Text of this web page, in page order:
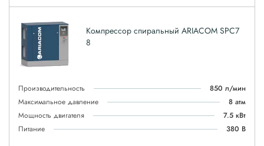
Компрессор спиральный ARIACOM SPC7
8
Производительность
850 л/мин
Максимальное давление
8 атм
Мощность двигателя
7.5 кВт
Питание
380 В